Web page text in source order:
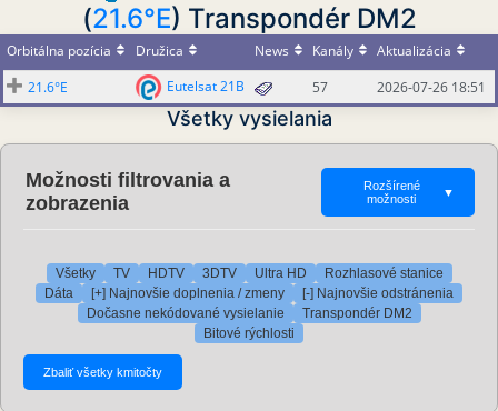
(21.6°E) Transpondér DM2
Orbitálna pozícia Družica News Kanály
Aktualizácia
21.6°E
Eutelsat 21B 57 2026-07-26 18:51
Všetky vysielania
Možnosti filtrovania a
zobrazenia
Rozšírené
možnosti
▼
Všetky TV HDTV 3DTV Ultra HD
Rozhlasové stanice
Dáta
[+] Najnovšie doplnenia / zmeny
[-] Najnovšie odstránenia
Dočasne nekódované vysielanie
Transpondér DM2
Bitové rýchlosti